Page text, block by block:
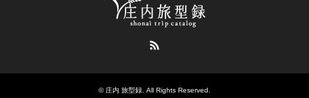
© 庄内 旅型録 . All Rights Reserved.